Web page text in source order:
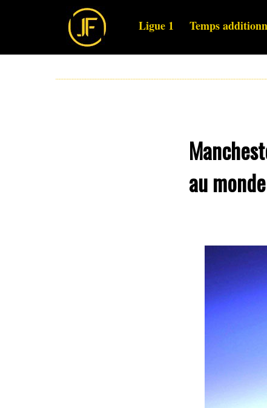
Ligue 1 Temps
au monde